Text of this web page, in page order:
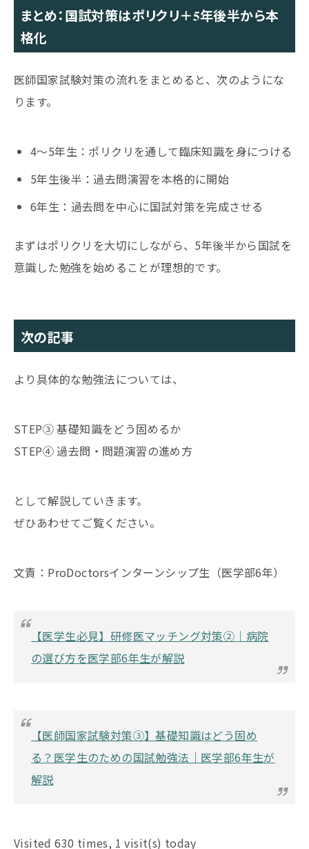
まとめ：国試対策はポリクリ＋5年後半から本
格化
医師国家試験対策の流れをまとめると、次のようにな
ります。
4〜5年生：ポリクリを通して臨床知識を身につける
5年生後半：過去問演習を本格的に開始
6年生：過去問を中心に国試対策を完成させる
まずはポリクリを大切にしながら、5年後半から国試を
意識した勉強を始めることが理想的です。
次の記事
より具体的な勉強法については、
STEP③ 基礎知識をどう固めるか
STEP④ 過去問・問題演習の進め方
として解説していきます。
ぜひあわせてご覧ください。
文責：ProDoctorsインターンシップ生（医学部6年）
【医学生必見】研修医マッチング対策②｜病院
の選び方を医学部6年生が解説
【医師国家試験対策③】基礎知識はどう固め
る？医学生のための国試勉強法｜医学部6年生が
解説
Visited 630 times, 1 visit(s) today